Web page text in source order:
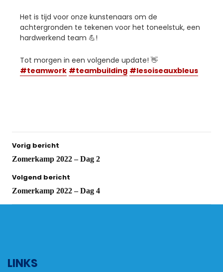
Het is tijd voor onze kunstenaars om de
achtergronden te tekenen voor het toneelstuk, een
hardwerkend team 💪!
Tot morgen in een volgende update! 👋
#teamwork #teambuilding #lesoiseauxbleus
Vorig bericht
Zomerkamp 2022 – Dag 2
Volgend bericht
Zomerkamp 2022 – Dag 4
LINKS